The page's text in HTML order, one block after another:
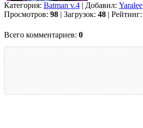
Категория: Batman v.4 | Добавил: Yaralee
Просмотров: 98 | Загрузок: 48 | Рейтинг:
Всего комментариев: 0